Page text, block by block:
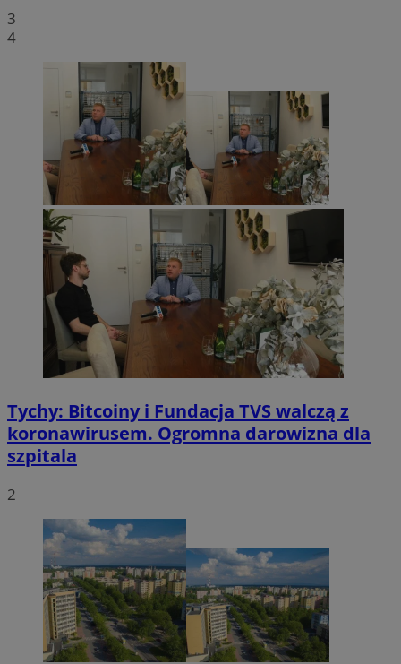
3
4
Tychy: Bitcoiny i Fundacja TVS walczą z
koronawirusem. Ogromna darowizna dla
szpitala
2